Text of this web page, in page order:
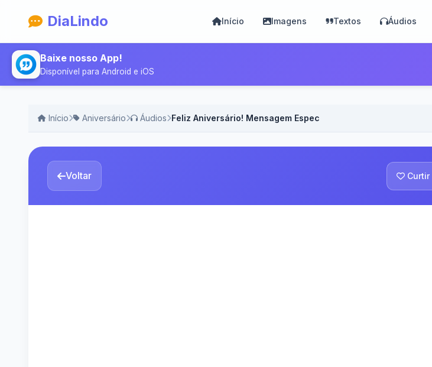
DiaLindo Início Imagens Textos Áudios
Baixe nosso App!
Disponível para Android e iOS
Início Aniversário Áudios Feliz Aniversário! Mensagem Especial para Prima - Voz
Voltar Curtir